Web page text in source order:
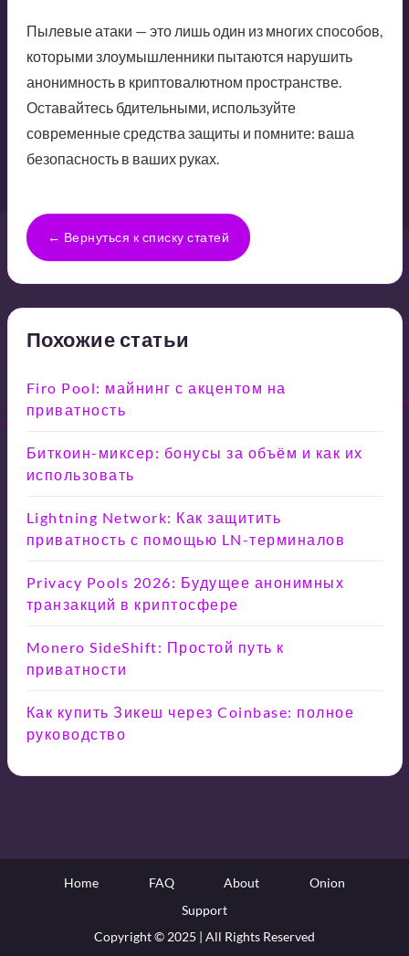
Пылевые атаки — это лишь один из многих способов,
которыми злоумышленники пытаются нарушить
анонимность в криптовалютном пространстве.
Оставайтесь бдительными, используйте
современные средства защиты и помните: ваша
безопасность в ваших руках.
← Вернуться к списку статей
Похожие статьи
Firo Pool: майнинг с акцентом на
приватность
Биткоин-миксер: бонусы за объём и как их
использовать
Lightning Network: Как защитить
приватность с помощью LN-терминалов
Privacy Pools 2026: Будущее анонимных
транзакций в криптосфере
Monero SideShift: Простой путь к
приватности
Как купить Зикеш через Coinbase: полное
руководство
Home FAQ About
Onion
Support
Copyright © 2025 | All Rights Reserved